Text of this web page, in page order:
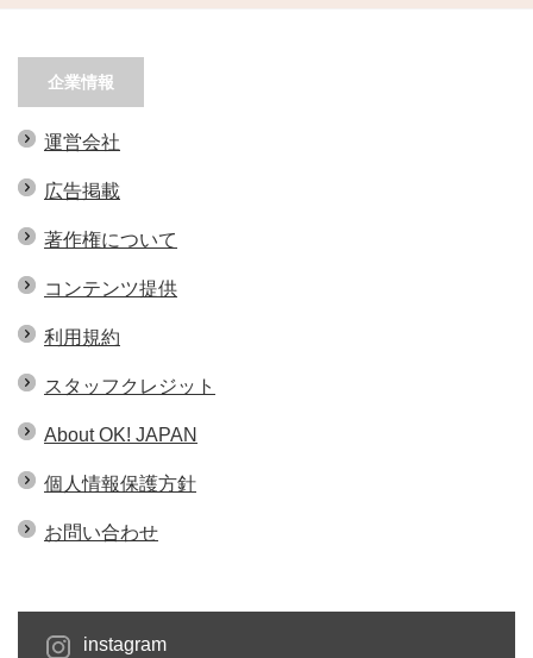
企業情報
運営会社
広告掲載
著作権について
コンテンツ提供
利用規約
スタッフクレジット
About OK! JAPAN
個人情報保護方針
お問い合わせ
instagram